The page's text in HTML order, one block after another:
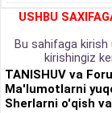
USHBU
Bu sahifaga kirish
kirishingiz
TANISHUV va
Ma'lumotlarni
Sherlarni o'qish